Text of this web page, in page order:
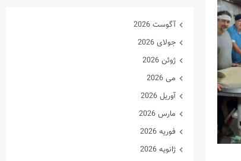
آگوست 2026
جولای 2026
ژوئن 2026
می 2026
آوریل 2026
مارس 2026
فوریه 2026
ژانویه 2026